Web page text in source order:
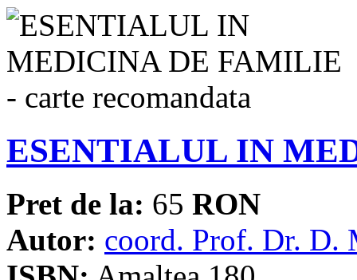
ESENTIALUL IN
Pret de la: 65 RON
Autor: coord. Prof. Dr. D.